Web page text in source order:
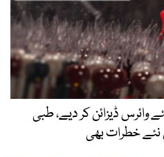
وائرس ڈیزائن کر دیے، طبی
نئے خطرات بھی